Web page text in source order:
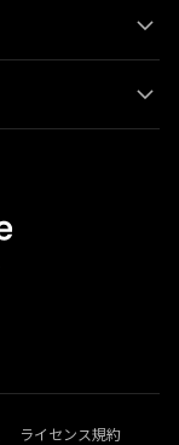
ライセンス規約